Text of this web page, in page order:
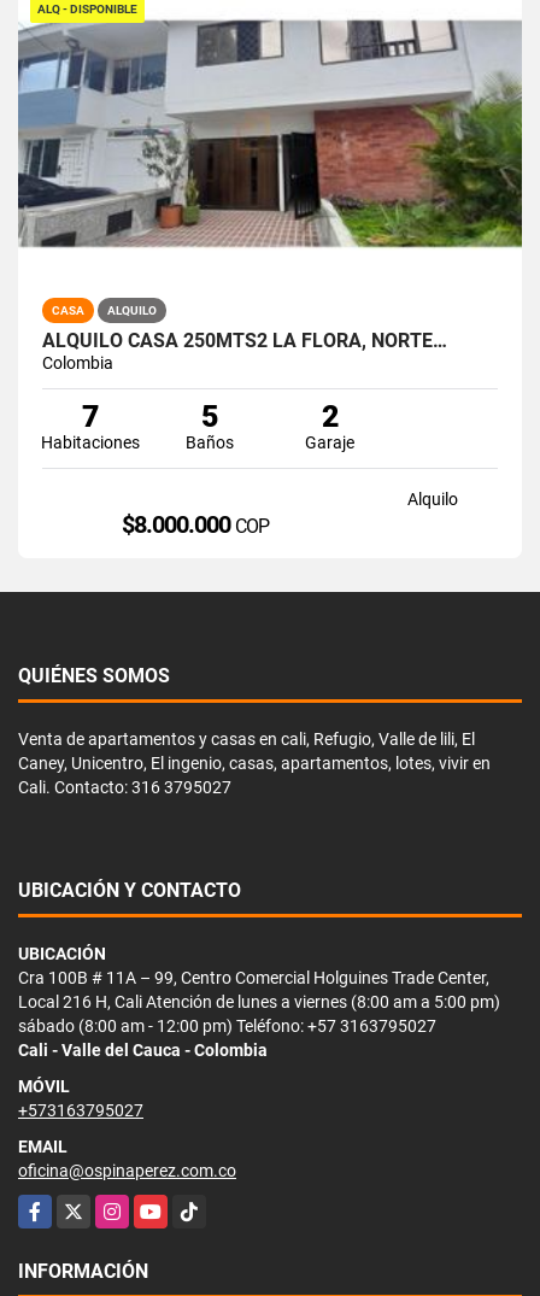
ALQ - DISPONIBLE
CASA ALQUILO
ALQUILO CASA 250MTS2 LA FLORA, NORTE…
Colombia
7
Habitaciones
5
Baños
2
Garaje
Alquilo
$8.000.000 COP
QUIÉNES SOMOS
Venta de apartamentos y casas en cali, Refugio, Valle de lili, El
Caney, Unicentro, El ingenio, casas, apartamentos, lotes, vivir en
Cali. Contacto: 316 3795027
UBICACIÓN Y CONTACTO
UBICACIÓN
Cra 100B # 11A – 99, Centro Comercial Holguines Trade Center,
Local 216 H, Cali Atención de lunes a viernes (8:00 am a 5:00 pm)
sábado (8:00 am - 12:00 pm) Teléfono: +57 3163795027
Cali - Valle del Cauca - Colombia
MÓVIL
+573163795027
EMAIL
oficina@ospinaperez.com.co
Facebook
X InstagramYouTubeTikTok
INFORMACIÓN